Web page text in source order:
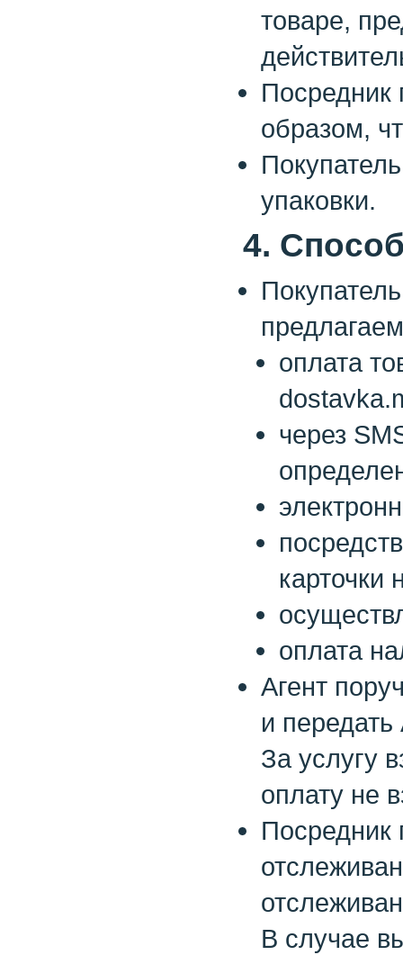
товаре,
Посредник
образом,
упаковки.
4.
оплата
через
карточки
оплата
Агент
и
За услугу
оплату не
Посредник
В случае